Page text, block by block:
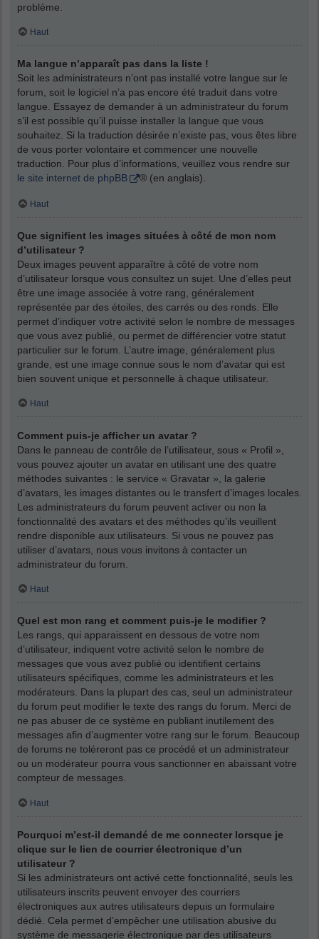
problème.
Haut
Ma langue n’apparaît pas dans la liste !
Soit les administrateurs n’ont pas installé votre langue sur le
forum, soit le logiciel n’a pas encore été traduit dans votre
langue. Essayez de demander à un administrateur du forum
s’il est possible qu’il puisse installer la langue que vous
souhaitez. Si la traduction désirée n’existe pas, vous êtes libre
de vous porter volontaire et commencer une nouvelle
traduction. Pour plus d’informations, veuillez vous rendre sur
le site internet de phpBB
® (en anglais).
Haut
Que signifient les images situées à côté de mon nom
d’utilisateur ?
Deux images peuvent apparaître à côté de votre nom
d’utilisateur lorsque vous consultez un sujet. Une d’elles peut
être une image associée à votre rang, généralement
représentée par des étoiles, des carrés ou des ronds. Elle
permet d’indiquer votre activité selon le nombre de messages
que vous avez publié, ou permet de différencier votre statut
particulier sur le forum. L’autre image, généralement plus
grande, est une image connue sous le nom d’avatar qui est
bien souvent unique et personnelle à chaque utilisateur.
Haut
Comment puis-je afficher un avatar ?
Dans le panneau de contrôle de l’utilisateur, sous « Profil »,
vous pouvez ajouter un avatar en utilisant une des quatre
méthodes suivantes : le service « Gravatar », la galerie
d’avatars, les images distantes ou le transfert d’images locales.
Les administrateurs du forum peuvent activer ou non la
fonctionnalité des avatars et des méthodes qu’ils veuillent
rendre disponible aux utilisateurs. Si vous ne pouvez pas
utiliser d’avatars, nous vous invitons à contacter un
administrateur du forum.
Haut
Quel est mon rang et comment puis-je le modifier ?
Les rangs, qui apparaissent en dessous de votre nom
d’utilisateur, indiquent votre activité selon le nombre de
messages que vous avez publié ou identifient certains
utilisateurs spécifiques, comme les administrateurs et les
modérateurs. Dans la plupart des cas, seul un administrateur
du forum peut modifier le texte des rangs du forum. Merci de
ne pas abuser de ce système en publiant inutilement des
messages afin d’augmenter votre rang sur le forum. Beaucoup
de forums ne toléreront pas ce procédé et un administrateur
ou un modérateur pourra vous sanctionner en abaissant votre
compteur de messages.
Haut
Pourquoi m’est-il demandé de me connecter lorsque je
clique sur le lien de courrier électronique d’un
utilisateur ?
Si les administrateurs ont activé cette fonctionnalité, seuls les
utilisateurs inscrits peuvent envoyer des courriers
électroniques aux autres utilisateurs depuis un formulaire
dédié. Cela permet d’empêcher une utilisation abusive du
système de messagerie électronique par des utilisateurs